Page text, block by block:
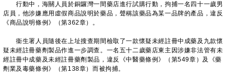
行動中，海關人員於銅鑼灣一間藥店進行試購行動，拘捕一名四十一歲男
店員，他涉嫌應用虛假商品說明於藥品，聲稱該藥品為某一品牌的產品，違反
《商品說明條例》（第362章）。
衞生署人員隨後在上址搜查期間檢取了一款懷疑未經註冊中成藥及九款懷
疑未經註冊藥劑製品作進一步調查。一名五十二歲藥店東主因涉嫌非法管有未
經註冊中成藥及未經註冊藥劑製品，違反《中醫藥條例》（第549章）及《藥
劑業及毒藥條例》（第138章）而被拘捕。